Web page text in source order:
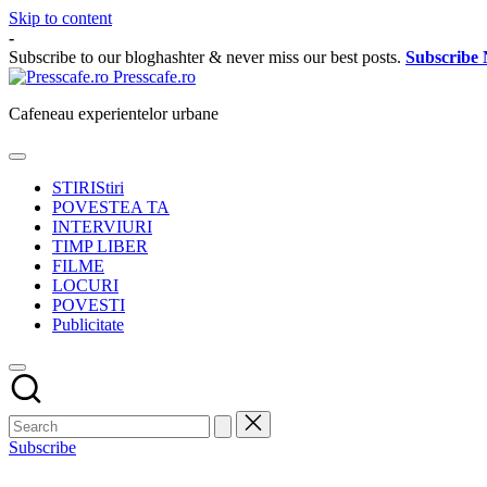
Skip to content
-
Subscribe to our bloghashter & never miss our best posts. Subscribe
Presscafe.ro
Cafeneau experientelor urbane
STIRIStiri
POVESTEA TA
INTERVIURI
TIMP LIBER
FILME
LOCURI
POVESTI
Publicitate
Subscribe